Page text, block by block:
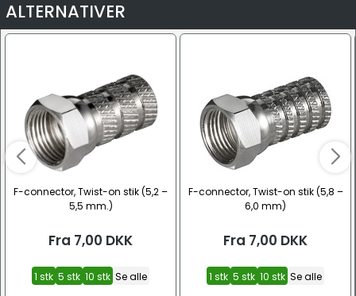
ALTERNATIVER
F-connector, Twist-on stik (5,2 –
5,5 mm.)
Fra 7,00 DKK
1 stk 5 stk 10 stk Se alle
F-connector, Twist-on stik (5,8 –
6,0 mm)
Fra 7,00 DKK
1 stk 5 stk 10 stk Se alle